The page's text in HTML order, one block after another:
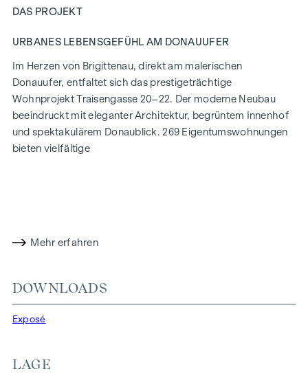
DAS PROJEKT
URBANES LEBENSGEFÜHL AM DONAUUFER
Im Herzen von Brigittenau, direkt am malerischen
Donauufer, entfaltet sich das prestigeträchtige
Wohnprojekt Traisengasse 20–22. Der moderne Neubau
beeindruckt mit eleganter Architektur, begrüntem Innenhof
und spektakulärem Donaublick. 269 Eigentumswohnungen
bieten vielfältige
In der Traisengasse 20–22 vereinen sich Ästhetik und
Funktionalität in jeder Wohneinheit. Mit intelligenten
Grundrissen, die von gemütlichen Einzimmerapartments bis
stilvolle Markenfliesen veredeln das Interieur, während die
Mehr erfahren
DOWNLOADS
Exposé
LAGE